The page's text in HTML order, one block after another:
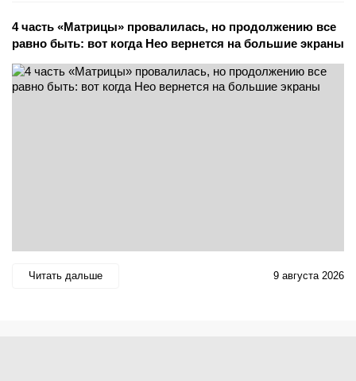
4 часть «Матрицы» провалилась, но продолжению все
равно быть: вот когда Нео вернется на большие экраны
Читать дальше 9 августа 2026